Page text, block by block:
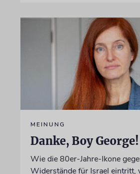
MEINUNG
Danke, Boy George!
Wie die 80er-Jahre-Ikone
Widerstände für Israel eintritt,